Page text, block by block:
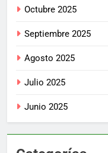
Octubre 2025
Septiembre 2025
Agosto 2025
Julio 2025
Junio 2025